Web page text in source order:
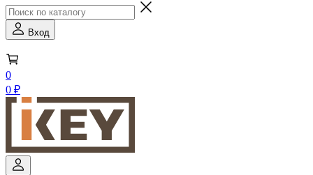
Вход
0
0 ₽